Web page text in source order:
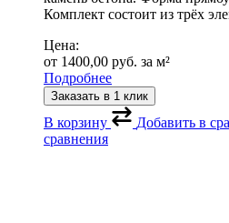
Комплект состоит из трёх
Цена:
от 1400,00 руб. за м²
Подробнее
Заказать в 1 клик
В корзину Добавить в
сравнения